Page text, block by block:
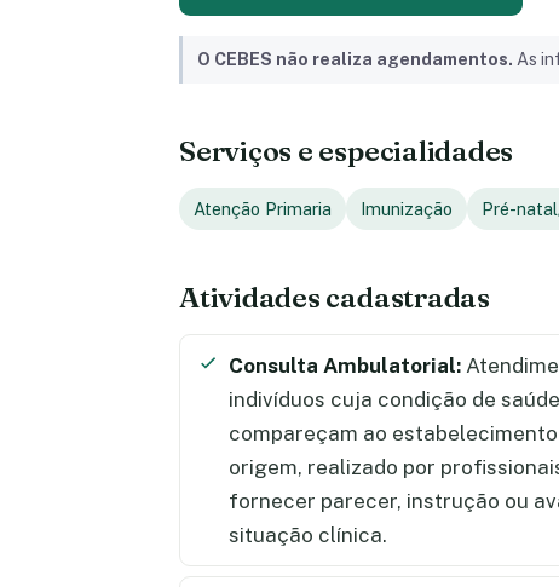
O CEBES não realiza agendamentos. As
Serviços e especialidades
Atenção Primaria Imunização Pré-
Atividades cadastradas
Consulta Ambulatorial:
indivíduos cuja condição de
compareçam ao
origem, realizado por
fornecer parecer, instrução ou
situação clínica.